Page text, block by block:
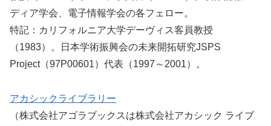
ディア学会、電子情報学会の各フェロー。
特記：カリフォルニア大学デーヴィス客員教授
（1983）。日本学術振興会の未来開拓研究JSPS
Project（97P00601）代表（1997～2001）。
アカシックライブラリー
（株式会社アゴラブックスは株式会社アカシック ライブ